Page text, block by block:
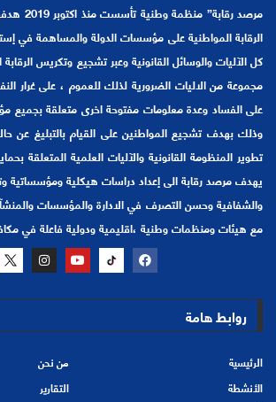
مرصد
الرقابة المواطنية على مؤسسات الدولة والمساهمة في
كل الآليات والوسائل القانونية وعبر تشجيع وتكريس
مجموعة من الاليات الضرورية لذلك للعموم ، على غرار
على الفساد وعدة معلومات مفتوحة اخرى متعلقة بجميع
وذلك بهدف تشجيع المواطنين على القيام بالتبليغ عن
تطوير المنظومة القانونية والآليات العلمية المتعلقة
يهدف مرصد رقابة الى إعداد دراسات هيكلية ومؤسساتية
والشفافية وحسن التصرف في الادارة والمؤسسات
مع هيئات ومنظمات وطنية ،اقليمية ودولية فاعلة في
روابط هامة
الرئيسية
من نحن
الأنشطة
التقارير